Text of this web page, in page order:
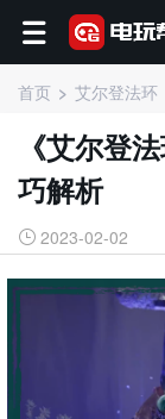
首页 艾尔登法环
《艾尔登
巧解析
2023-02-02